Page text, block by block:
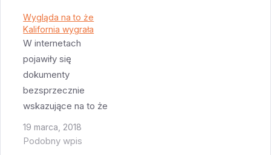
Wygląda na to że
Kalifornia wygrała
W internetach
pojawiły się
dokumenty
bezsprzecznie
wskazujące na to że
SpaceX planuje
budowę raczej sporej
19 marca, 2018
Podobny wpis